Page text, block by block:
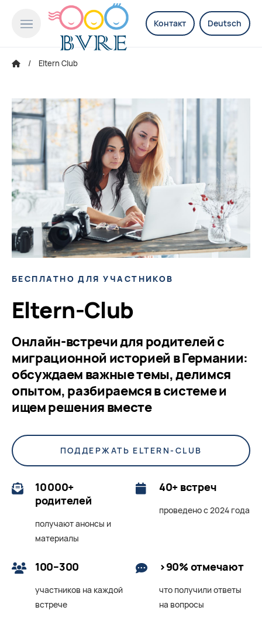
Контакт Deutsch
Eltern Club
БЕСПЛАТНО ДЛЯ УЧАСТНИКОВ
Eltern-Club
Онлайн-встречи для родителей с
миграционной историей в Германии:
обсуждаем важные темы, делимся
опытом, разбираемся в системе и
ищем решения вместе
ПОДДЕРЖАТЬ ELTERN-CLUB
10 000+
родителей
получают анонсы и
материалы
40+ встреч
проведено с 2024 года
100–300
участников на каждой
встрече
>90% отмечают
что получили ответы
на вопросы